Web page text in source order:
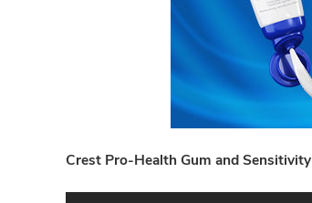
Crest Pro-Health Gum and Sensitivity